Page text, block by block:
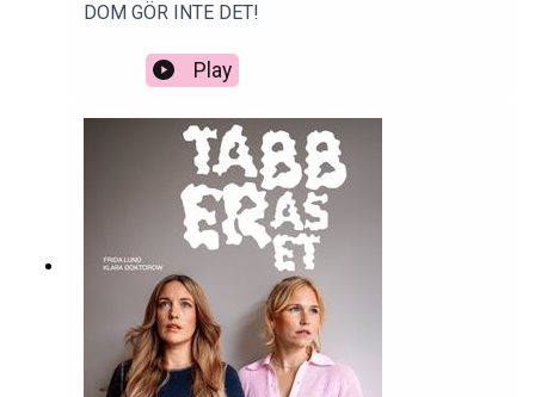
DOM GÖR INTE DET!
Play